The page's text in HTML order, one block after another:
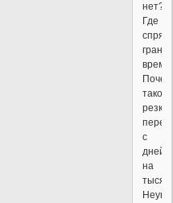
нет?
Где
грань
такой
резкий
с
дней
на